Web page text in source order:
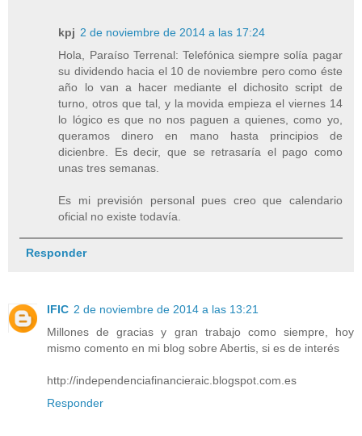
kpj 2 de noviembre de 2014 a las 17:24
Hola, Paraíso Terrenal: Telefónica siempre solía pagar
su dividendo hacia el 10 de noviembre pero como éste
año lo van a hacer mediante el dichosito script de
turno, otros que tal, y la movida empieza el viernes 14
lo lógico es que no nos paguen a quienes, como yo,
queramos dinero en mano hasta principios de
dicienbre. Es decir, que se retrasaría el pago como
unas tres semanas.
Es mi previsión personal pues creo que calendario
oficial no existe todavía.
Responder
IFIC 2 de noviembre de 2014 a las 13:21
Millones de gracias y gran trabajo como siempre, hoy
mismo comento en mi blog sobre Abertis, si es de interés
http://independenciafinancieraic.blogspot.com.es
Responder